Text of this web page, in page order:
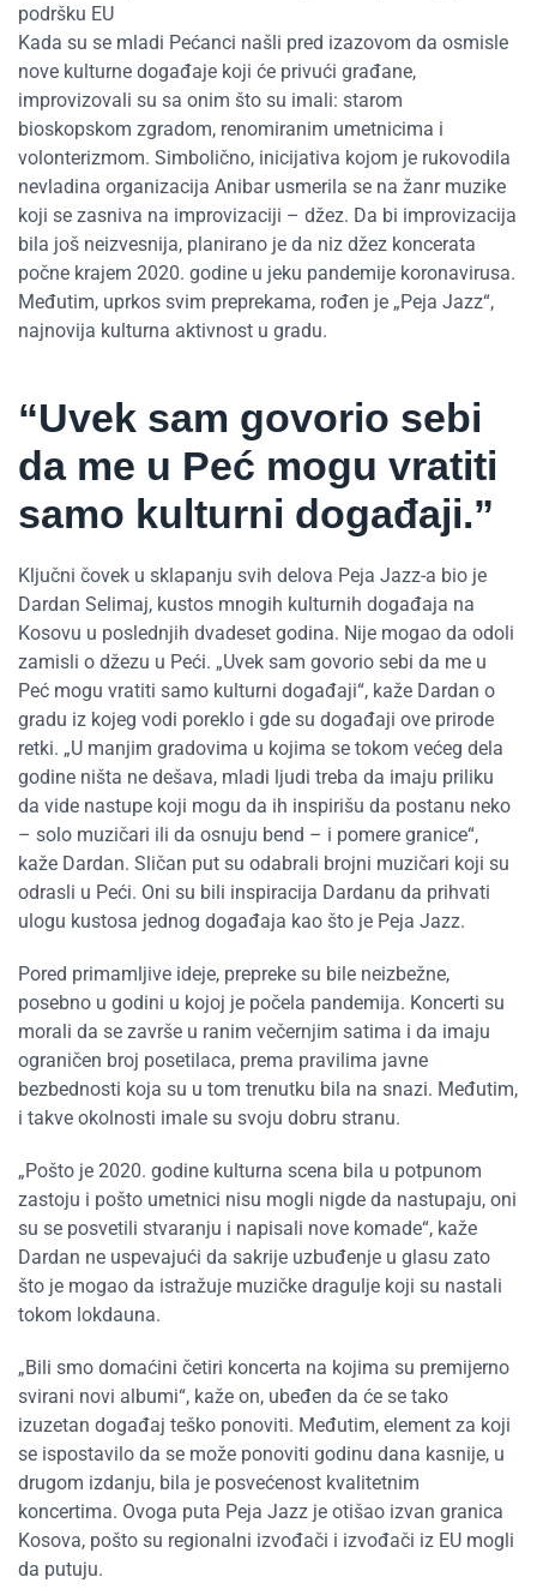
podršku EU
Kada su se mladi Pećanci našli pred izazovom da osmisle
nove kulturne događaje koji će privući građane,
improvizovali su sa onim što su imali: starom
bioskopskom zgradom, renomiranim umetnicima i
volonterizmom. Simbolično, inicijativa kojom je rukovodila
nevladina organizacija Anibar usmerila se na žanr muzike
koji se zasniva na improvizaciji – džez. Da bi improvizacija
bila još neizvesnija, planirano je da niz džez koncerata
počne krajem 2020. godine u jeku pandemije koronavirusa.
Međutim, uprkos svim preprekama, rođen je „Peja Jazz“,
najnovija kulturna aktivnost u gradu.
“Uvek sam govorio sebi
da me u Peć mogu vratiti
samo kulturni događaji.”
Ključni čovek u sklapanju svih delova Peja Jazz-a bio je
Dardan Selimaj, kustos mnogih kulturnih događaja na
Kosovu u poslednjih dvadeset godina. Nije mogao da odoli
zamisli o džezu u Peći. „Uvek sam govorio sebi da me u
Peć mogu vratiti samo kulturni događaji“, kaže Dardan o
gradu iz kojeg vodi poreklo i gde su događaji ove prirode
retki. „U manjim gradovima u kojima se tokom većeg dela
godine ništa ne dešava, mladi ljudi treba da imaju priliku
da vide nastupe koji mogu da ih inspirišu da postanu neko
– solo muzičari ili da osnuju bend – i pomere granice“,
kaže Dardan. Sličan put su odabrali brojni muzičari koji su
odrasli u Peći. Oni su bili inspiracija Dardanu da prihvati
ulogu kustosa jednog događaja kao što je Peja Jazz.
Pored primamljive ideje, prepreke su bile neizbežne,
posebno u godini u kojoj je počela pandemija. Koncerti su
morali da se završe u ranim večernjim satima i da imaju
ograničen broj posetilaca, prema pravilima javne
bezbednosti koja su u tom trenutku bila na snazi. Međutim,
i takve okolnosti imale su svoju dobru stranu.
„Pošto je 2020. godine kulturna scena bila u potpunom
zastoju i pošto umetnici nisu mogli nigde da nastupaju, oni
su se posvetili stvaranju i napisali nove komade“, kaže
Dardan ne uspevajući da sakrije uzbuđenje u glasu zato
što je mogao da istražuje muzičke dragulje koji su nastali
tokom lokdauna.
„Bili smo domaćini četiri koncerta na kojima su premijerno
svirani novi albumi“, kaže on, ubeđen da će se tako
izuzetan događaj teško ponoviti. Međutim, element za koji
se ispostavilo da se može ponoviti godinu dana kasnije, u
drugom izdanju, bila je posvećenost kvalitetnim
koncertima. Ovoga puta Peja Jazz je otišao izvan granica
Kosova, pošto su regionalni izvođači i izvođači iz EU mogli
da putuju.